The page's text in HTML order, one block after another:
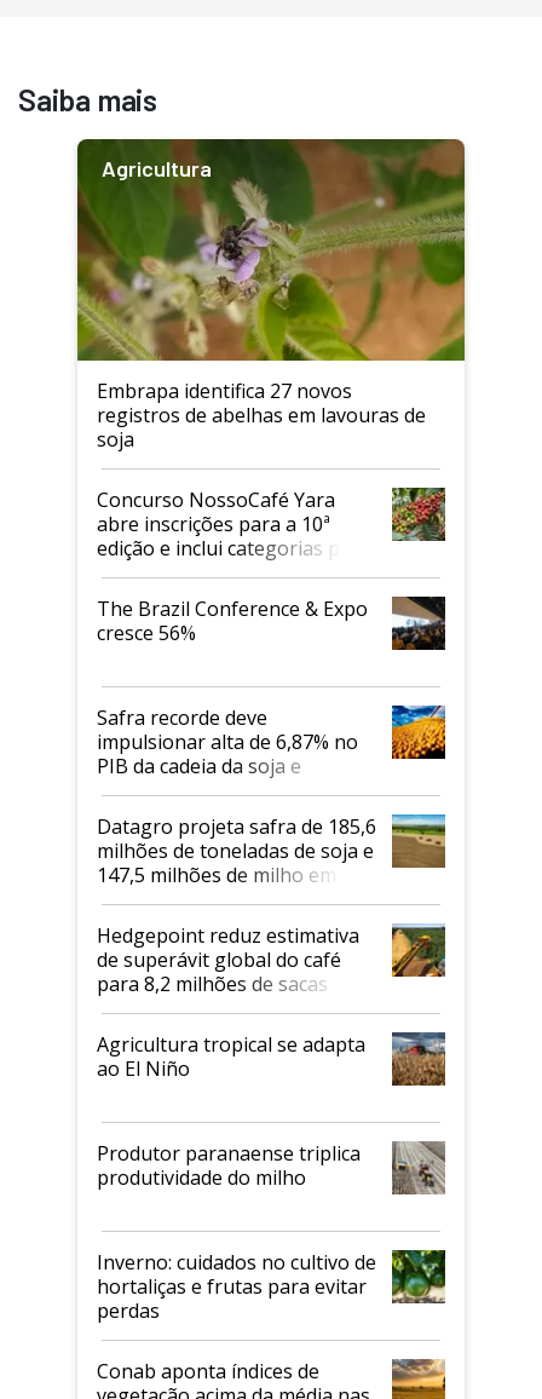
Saiba mais
Agricultura
Embrapa identifica 27 novos
registros de abelhas em lavouras de
soja
Concurso NossoCafé Yara
abre inscrições para a 10ª
edição e inclui categorias para
cafés Canephora
The Brazil Conference & Expo
cresce 56%
Safra recorde deve
impulsionar alta de 6,87% no
PIB da cadeia da soja e
biodiesel em 2026
Datagro projeta safra de 185,6
milhões de toneladas de soja e
147,5 milhões de milho em
2026/27
Hedgepoint reduz estimativa
de superávit global do café
para 8,2 milhões de sacas
Agricultura tropical se adapta
ao El Niño
Produtor paranaense triplica
produtividade do milho
Inverno: cuidados no cultivo de
hortaliças e frutas para evitar
perdas
Conab aponta índices de